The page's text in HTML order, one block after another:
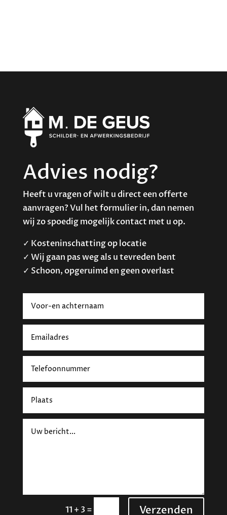
Advies nodig?
Heeft u vragen of wilt u direct een offerte
aanvragen? Vul het formulier in, dan nemen
wij zo spoedig mogelijk contact met u op.
✓ Kosteninschatting op locatie
✓ Wij gaan pas weg als u tevreden bent
✓ Schoon, opgeruimd en geen overlast
11 + 3 = Verzenden